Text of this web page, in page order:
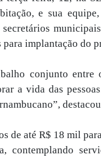
e sua
secretários
implantação do
conjunto entre
a vida das
de até R$ 18 mil
contemplando